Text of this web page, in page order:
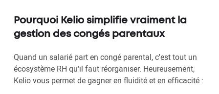
Pourquoi Kelio simplifie vraiment la
gestion des congés parentaux
Quand un salarié part en congé parental, c'est tout un
écosystème RH qu'il faut réorganiser. Heureusement,
Kelio vous permet de gagner en fluidité et en efficacité :